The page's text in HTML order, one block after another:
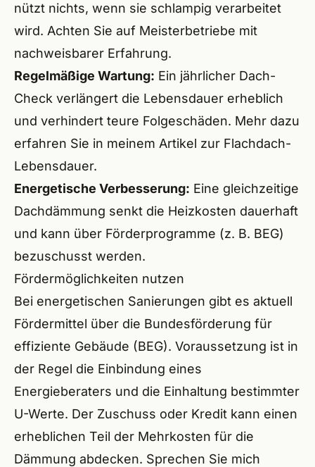
nützt nichts, wenn sie schlampig verarbeitet
wird. Achten Sie auf Meisterbetriebe mit
nachweisbarer Erfahrung.
Regelmäßige Wartung: Ein jährlicher Dach-
Check verlängert die Lebensdauer erheblich
und verhindert teure Folgeschäden. Mehr dazu
erfahren Sie in meinem Artikel zur Flachdach-
Lebensdauer.
Energetische Verbesserung: Eine gleichzeitige
Dachdämmung senkt die Heizkosten dauerhaft
und kann über Förderprogramme (z. B. BEG)
bezuschusst werden.
Fördermöglichkeiten nutzen
Bei energetischen Sanierungen gibt es aktuell
Fördermittel über die Bundesförderung für
effiziente Gebäude (BEG). Voraussetzung ist in
der Regel die Einbindung eines
Energieberaters und die Einhaltung bestimmter
U-Werte. Der Zuschuss oder Kredit kann einen
erheblichen Teil der Mehrkosten für die
Dämmung abdecken. Sprechen Sie mich